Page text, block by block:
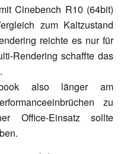
Cinebench R10 (64bit)
zum Kaltzustand
reichte es nur für
Rendering schaffte das
also länger am
zu
Office-Einsatz sollte